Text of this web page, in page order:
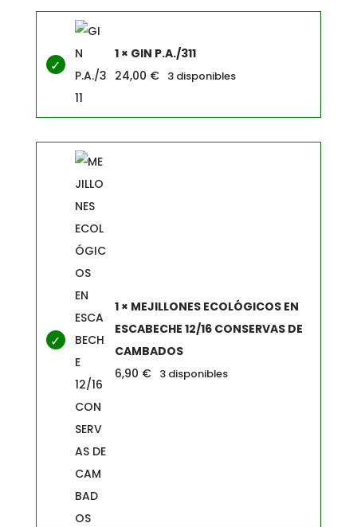
1 × GIN P.A./311
24,00 € 3 disponibles
1 × MEJILLONES ECOLÓGICOS EN
ESCABECHE 12/16 CONSERVAS DE
CAMBADOS
6,90 € 3 disponibles